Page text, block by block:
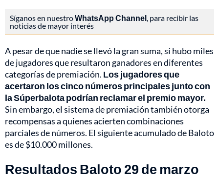
Síganos en nuestroWhatsApp Channel, para recibir las
noticias de mayor interés
A pesar de que nadie se llevó la gran suma, sí hubo miles
de jugadores que resultaron ganadores en diferentes
categorías de premiación. Los jugadores que
acertaron los cinco números principales junto con
la Súperbalota podrían reclamar el premio mayor.
Sin embargo, el sistema de premiación también otorga
recompensas a quienes acierten combinaciones
parciales de números. El siguiente acumulado de Baloto
es de $10.000 millones.
Resultados Baloto 29 de marzo